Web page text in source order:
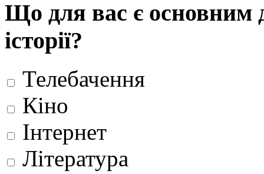
Що для вас є основним
історії?
Телебачення
Кіно
Інтернет
Література